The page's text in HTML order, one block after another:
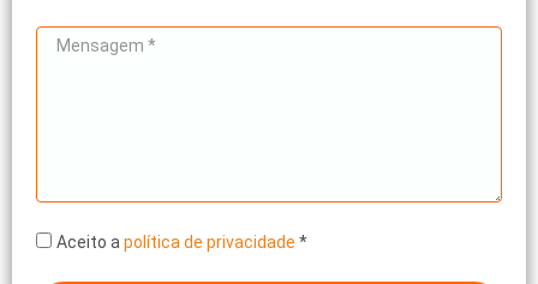
Aceito a política de privacidade *